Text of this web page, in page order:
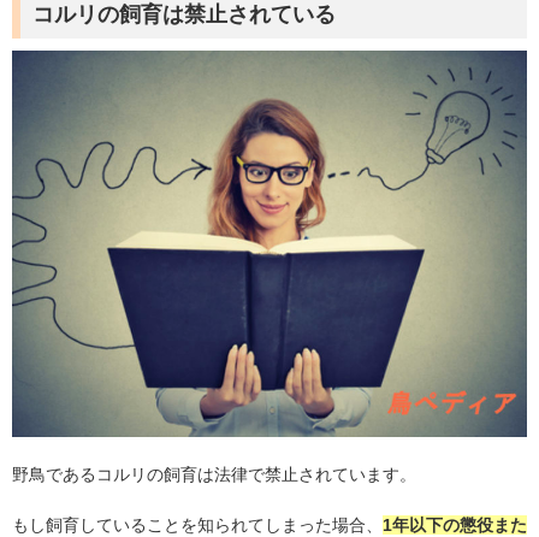
コルリの飼育は禁止されている
野鳥であるコルリの飼育は法律で禁止されています。
もし飼育していることを知られてしまった場合、 1年以下の懲役また